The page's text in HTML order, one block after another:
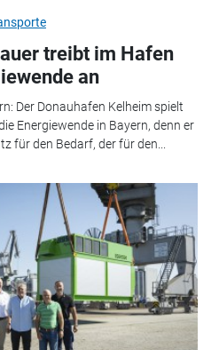
treibt im Hafen
an
Der Donauhafen Kelheim spielt
Energiewende in Bayern, denn er
für den Bedarf, der für den...